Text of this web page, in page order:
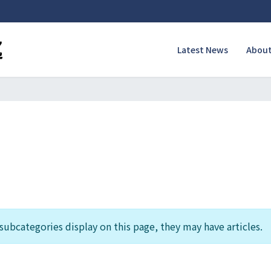
Latest News
display on this page, they may have articles.